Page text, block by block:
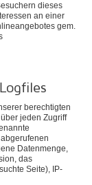
dieses
an einer
gem.
berechtigten
jeden Zugriff
Datenmenge,
das
Seite), IP-